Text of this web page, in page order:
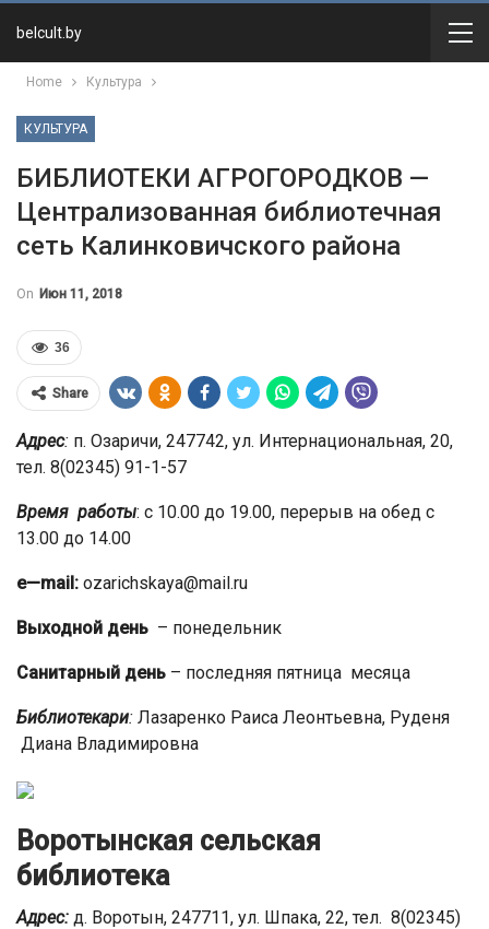
belcult.by
Home Культура
КУЛЬТУРА
БИБЛИОТЕКИ АГРОГОРОДКОВ —
Централизованная библиотечная
сеть Калинковичского района
On Июн 11, 2018
36
Share
Адрес: п. Озаричи, 247742, ул. Интернациональная, 20,
тел. 8(02345) 91-1-57
Время работы: с 10.00 до 19.00, перерыв на обед с
13.00 до 14.00
e—mail: ozarichskaya@mail.ru
Выходной день – понедельник
Санитарный день – последняя пятница месяца
Библиотекари: Лазаренко Раиса Леонтьевна, Руденя
Диана Владимировна
Воротынская сельская
библиотека
Адрес: д. Воротын, 247711, ул. Шпака, 22, тел. 8(02345)